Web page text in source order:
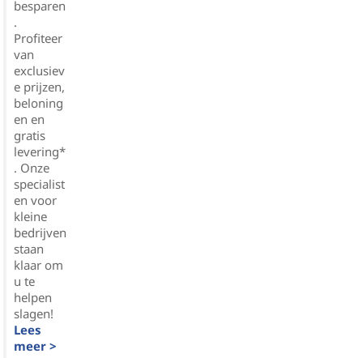
besparen
.
Profiteer
van
exclusiev
e prijzen,
beloning
en en
gratis
levering*
. Onze
specialist
en voor
kleine
bedrijven
staan
klaar om
u te
helpen
slagen!
Lees
meer >